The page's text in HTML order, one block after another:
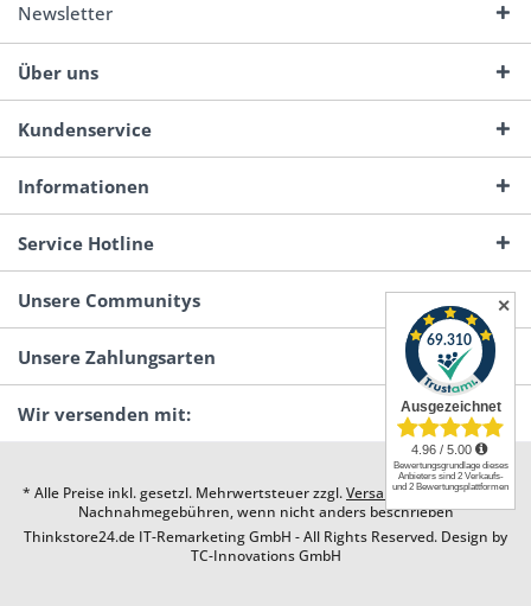
Newsletter
Über uns
Kundenservice
Informationen
Service Hotline
Unsere Communitys
Unsere Zahlungsarten
Wir versenden mit:
* Alle Preise inkl. gesetzl. Mehrwertsteuer zzgl.Versandkostenund ggf.
Nachnahmegebühren, wenn nicht anders beschrieben
Thinkstore24.de IT-Remarketing GmbH - All Rights Reserved. Design by
TC-Innovations GmbH
✕